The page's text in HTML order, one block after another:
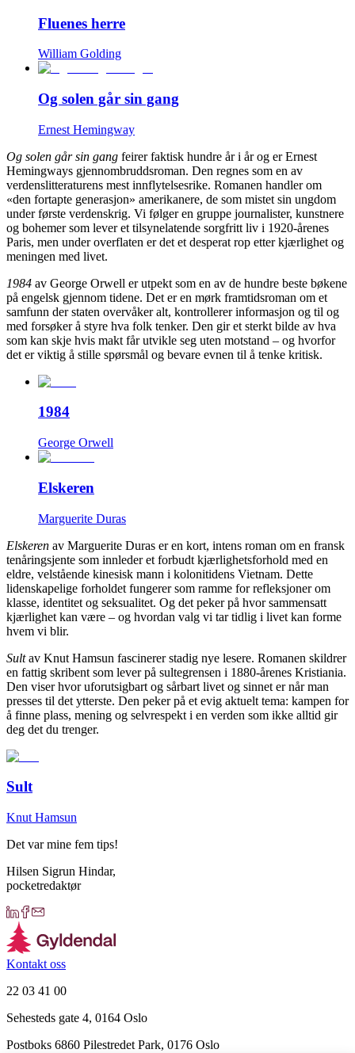
Fluenes herre
William Golding
Og solen går sin gang
Ernest Hemingway
Og solen går sin gang feirer faktisk hundre år i år og er Ernest
Hemingways gjennombruddsroman. Den regnes som en av
verdenslitteraturens mest innflytelsesrike. Romanen handler om
«den fortapte generasjon» amerikanere, de som mistet sin ungdom
under første verdenskrig. Vi følger en gruppe journalister, kunstnere
og bohemer som lever et tilsynelatende sorgfritt liv i 1920-årenes
Paris, men under overflaten er det et desperat rop etter kjærlighet og
meningen med livet.
1984 av George Orwell er utpekt som en av de hundre beste bøkene
på engelsk gjennom tidene. Det er en mørk framtidsroman om et
samfunn der staten overvåker alt, kontrollerer informasjon og til og
med forsøker å styre hva folk tenker. Den gir et sterkt bilde av hva
som kan skje hvis makt får utvikle seg uten motstand – og hvorfor
det er viktig å stille spørsmål og bevare evnen til å tenke kritisk.
1984
George Orwell
Elskeren
Marguerite Duras
Elskeren av Marguerite Duras er en kort, intens roman om en fransk
tenåringsjente som innleder et forbudt kjærlighetsforhold med en
eldre, velstående kinesisk mann i kolonitidens Vietnam. Dette
lidenskapelige forholdet fungerer som ramme for refleksjoner om
klasse, identitet og seksualitet. Og det peker på hvor sammensatt
kjærlighet kan være – og hvordan valg vi tar tidlig i livet kan forme
hvem vi blir.
Sultav Knut Hamsun fascinerer stadig nye lesere. Romanen skildrer
en fattig skribent som lever på sultegrensen i 1880-årenes Kristiania.
Den viser hvor uforutsigbart og sårbart livet og sinnet er når man
presses til det ytterste. Den peker på et evig aktuelt tema: kampen for
å finne plass, mening og selvrespekt i en verden som ikke alltid gir
deg det du trenger.
Sult
Knut Hamsun
Det var mine fem tips!
Hilsen Sigrun Hindar,
pocketredaktør
Kontakt oss
22 03 41 00
Sehesteds gate 4, 0164 Oslo
Postboks 6860 Pilestredet Park, 0176 Oslo